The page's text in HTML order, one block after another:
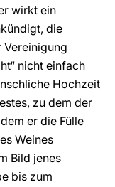
wirkt ein
die
Vereinigung
nicht einfach
Hochzeit
zu dem der
er die Fülle
Weines
Bild jenes
bis zum